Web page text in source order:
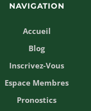
NAVIGATION
Accueil
Blog
Inscrivez-Vous
Espace Membres
Pronostics